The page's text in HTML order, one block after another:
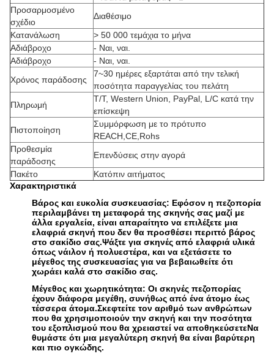
Προσαρμοσμένο
σχέδιο
Διαθέσιμο
Κατανάλωση
> 50 000 τεμάχια το μήνα
Αδιάβροχο
- Ναι, ναι.
Αδιάβροχο
- Ναι, ναι.
Χρόνος παράδοσης
7~30 ημέρες εξαρτάται από την τελική
ποσότητα παραγγελίας του πελάτη
Πληρωμή
Τ/Τ, Western Union, PayPal, L/C κατά την
επίσκεψη
Πιστοποίηση
Συμμόρφωση με το πρότυπο
REACH,CE,Rohs
Προθεσμία
παράδοσης
Επενδύσεις στην αγορά
Πακέτο
Κατόπιν αιτήματος
Χαρακτηριστικά
Βάρος και ευκολία συσκευασίας: Εφόσον η πεζοπορία
περιλαμβάνει τη μεταφορά της σκηνής σας μαζί με
άλλα εργαλεία, είναι απαραίτητο να επιλέξετε μια
ελαφριά σκηνή που δεν θα προσθέσει περιττό βάρος
στο σακίδιο σας.Ψάξτε για σκηνές από ελαφριά υλικά
όπως νάιλον ή πολυεστέρα, και να εξετάσετε το
μέγεθος της συσκευασίας για να βεβαιωθείτε ότι
χωράει καλά στο σακίδιο σας.
Μέγεθος και χωρητικότητα: Οι σκηνές πεζοπορίας
έχουν διάφορα μεγέθη, συνήθως από ένα άτομο έως
τέσσερα άτομα.Σκεφτείτε τον αριθμό των ανθρώπων
που θα χρησιμοποιούν την σκηνή και την ποσότητα
του εξοπλισμού που θα χρειαστεί να αποθηκεύσετεΝα
θυμάστε ότι μια μεγαλύτερη σκηνή θα είναι βαρύτερη
και πιο ογκώδης.